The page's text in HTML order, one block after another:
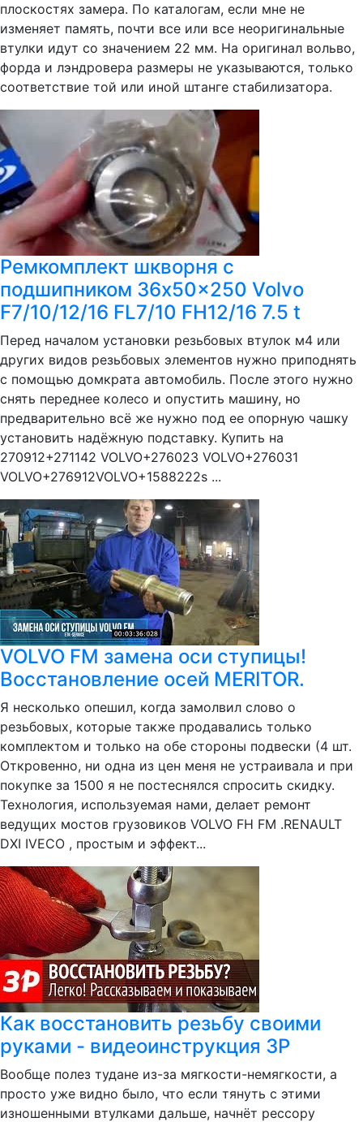
плоскостях замера. По каталогам, если мне не
изменяет память, почти все или все неоригинальные
втулки идут со значением 22 мм. На оригинал вольво,
форда и лэндровера размеры не указываются, только
соответствие той или иной штанге стабилизатора.
Ремкомплект шкворня с
подшипником 36x50x250 Volvo
F7/10/12/16 FL7/10 FH12/16 7.5 t
Перед началом установки резьбовых втулок м4 или
других видов резьбовых элементов нужно приподнять
с помощью домкрата автомобиль. После этого нужно
снять переднее колесо и опустить машину, но
предварительно всё же нужно под ее опорную чашку
установить надёжную подставку. Купить на
270912+271142 VOLVO+276023 VOLVO+276031
VOLVO+276912VOLVO+1588222s ...
VOLVO FM замена оси ступицы!
Восстановление осей MERITOR.
Я несколько опешил, когда замолвил слово о
резьбовых, которые также продавались только
комплектом и только на обе стороны подвески (4 шт.
Откровенно, ни одна из цен меня не устраивала и при
покупке за 1500 я не постеснялся спросить скидку.
Технология, используемая нами, делает ремонт
ведущих мостов грузовиков VOLVO FH FM .RENAULT
DXI IVECO , простым и эффект...
Как восстановить резьбу своими
руками - видеоинструкция ЗР
Вообще полез тудане из-за мягкости-немягкости, а
просто уже видно было, что если тянуть с этими
изношенными втулками дальше, начнёт рессору